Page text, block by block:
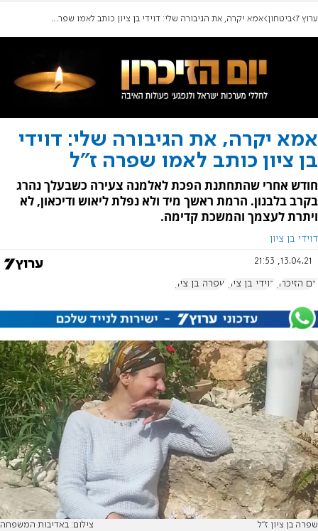
ערוץ 7 ביטחון אמא יקרה, את הגיבורה שלי: דוידי בן ציון כותב לאמו שפרה ז״ל
אמא יקרה, את הגיבורה שלי: דוידי
בן ציון כותב לאמו שפרה ז״ל
חודש אחרי שהתחתנת הפכת לאלמנה צעירה כשבעלך נהרג
בקרב בלבנון. הרמת ראשך מיד ולא נפלת ליאוש ודיכאון, לא
ויתרת לעצמך והמשכת קדימה.
דוידי בן ציון
13.04.21, 21:53
יום הזיכרון דוידי בן ציון שפרה בן ציון
שפרה בן ציון ז״ל צילום: באדיבות המשפחה